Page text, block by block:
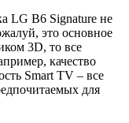
LG B6 Signature не
это основное
3D, то все
качество
Smart TV – все
для